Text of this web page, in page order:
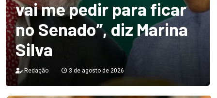
vai me pedir para ficar
no Senado”, diz Marina
Silva
Redação 3 de agosto de 2026